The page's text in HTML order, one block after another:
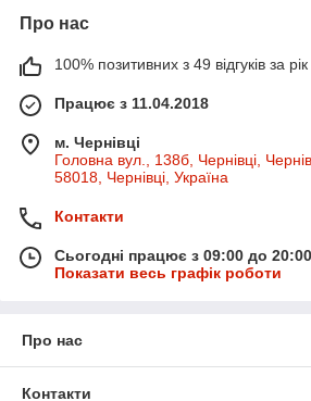
Про нас
100% позитивних з 49 відгуків за рік
Працює з 11.04.2018
м. Чернівці
Головна вул., 138б, Чернівці,
58018, Чернівці, Україна
Контакти
Сьогодні працює з 09:00 до 20:00
Показати весь графік роботи
Про нас
Контакти